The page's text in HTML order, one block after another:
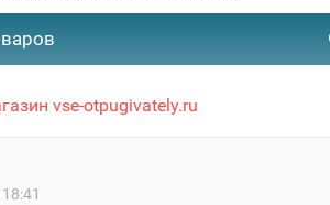
vse-otpugivately.ru